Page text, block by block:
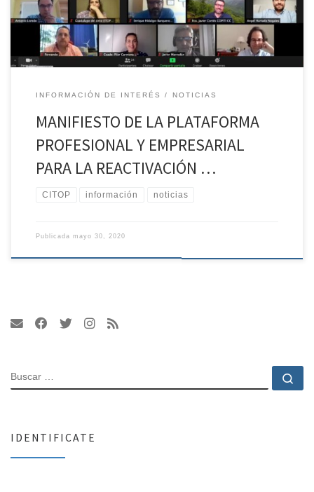
Ingeniería, Universidad, Fundación […]
INFORMACIÓN DE INTERÉS NOTICIAS
MANIFIESTO DE LA PLATAFORMA
PROFESIONAL Y EMPRESARIAL
PARA LA REACTIVACIÓN …
CITOP información noticias
Publicada mayo 30, 2020
BUSCAR
IDENTIFICATE